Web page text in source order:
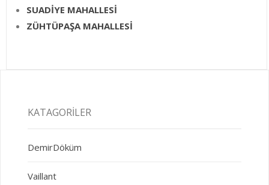
SUADİYE MAHALLESİ
ZÜHTÜPAŞA MAHALLESİ
KATAGORILER
DemirDöküm
Vaillant